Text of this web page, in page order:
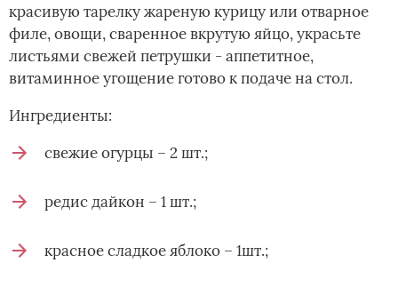
красивую тарелку жареную курицу или отварное
филе, овощи, сваренное вкрутую яйцо, украсьте
листьями свежей петрушки - аппетитное,
витаминное угощение готово к подаче на стол.
Ингредиенты:
свежие огурцы – 2 шт.;
редис дайкон – 1 шт.;
красное сладкое яблоко – 1шт.;